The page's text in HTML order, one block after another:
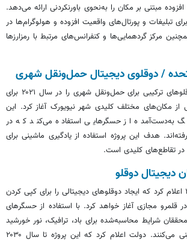
افزوده مبتنی بر مکان را به‌نحوی باورنکردنی ارائه می‌دهد.
تبلیغات و پورتال‌های واقعیت افزوده و هولوگرام‌ها در
مرکز گردهمایی‌ها و کنفرانس‌های مرتبط با رمزارزها
/ دوقلوی دیجیتال حمل‌ونقل شهری
دانشگاه کلمبیا پروژه دوقلوهای ترکیبی برای حمل‌ونقل شهری را در سال ۲۰۲۱ برای
از مکان‌های مختلف کلیدی شهر نیویورک آغاز کرد. این
به‌دست‌آمده از حسگرهایی استفاده می‌کند که در
هدف این پروژه استفاده از یادگیری ماشینی برای
در تقاطع‌های کلیدی است.
دیجیتال دوقلو
دولت توکیو در سال ۲۰۲۱ اعلام کرد که ایجاد دوقلوهای دیجیتالی را برای کپی کردن
قلمرو مجازی آغاز خواهد کرد. با استفاده از حسگرهای
شرایط محاسبه‌شده برای باد، ترافیک، نور خورشید
و موارد دیگر را پیش بینی می‌کنند. دولت اعلام کرد که این پروژه تا سال ۲۰۳۰